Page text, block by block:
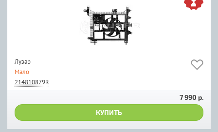
Лузар
Мало
214810879R
7 990 р.
КУПИТЬ